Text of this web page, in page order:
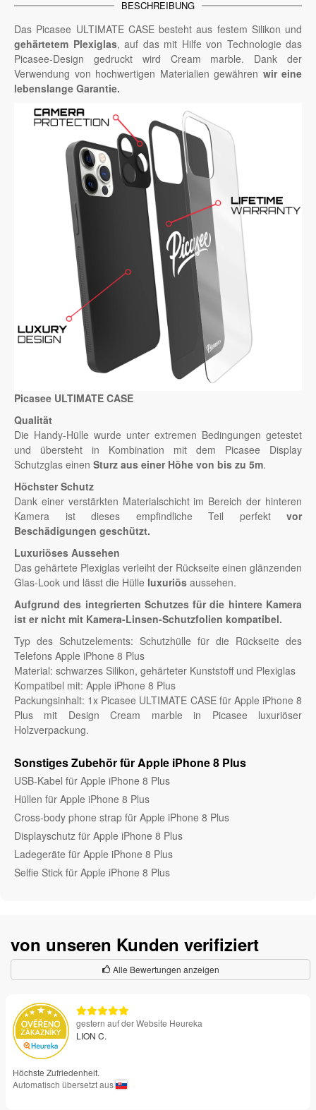
BESCHREIBUNG
Das Picasee ULTIMATE CASE besteht aus festem Silikon und
gehärtetem Plexiglas, auf das mit Hilfe von Technologie das
Picasee-Design gedruckt wird Cream marble. Dank der
Verwendung von hochwertigen Materialien gewähren wir eine
lebenslange Garantie.
Picasee ULTIMATE CASE
Qualität
Die Handy-Hülle wurde unter extremen Bedingungen getestet
und übersteht in Kombination mit dem Picasee Display
Schutzglas einen Sturz aus einer Höhe von bis zu 5m.
Höchster Schutz
Dank einer verstärkten Materialschicht im Bereich der hinteren
Kamera ist dieses empfindliche Teil perfekt vor
Beschädigungen geschützt.
Luxuriöses Aussehen
Das gehärtete Plexiglas verleiht der Rückseite einen glänzenden
Glas-Look und lässt die Hülle luxuriös aussehen.
Aufgrund des integrierten Schutzes für die hintere Kamera
ist er nicht mit Kamera-Linsen-Schutzfolien kompatibel.
Typ des Schutzelements: Schutzhülle für die Rückseite des
Telefons Apple iPhone 8 Plus
Material: schwarzes Silikon, gehärteter Kunststoff und Plexiglas
Kompatibel mit: Apple iPhone 8 Plus
Packungsinhalt: 1x Picasee ULTIMATE CASE für Apple iPhone 8
Plus mit Design Cream marble in Picasee luxuriöser
Holzverpackung.
Sonstiges Zubehör für Apple iPhone 8 Plus
USB-Kabel für Apple iPhone 8 Plus
Hüllen für Apple iPhone 8 Plus
Cross-body phone strap für Apple iPhone 8 Plus
Displayschutz für Apple iPhone 8 Plus
Ladegeräte für Apple iPhone 8 Plus
Selfie Stick für Apple iPhone 8 Plus
von unseren Kunden verifiziert
Alle Bewertungen anzeigen
gestern auf der Website Heureka
LION C.
Höchste Zufriedenheit.
Automatisch übersetzt aus